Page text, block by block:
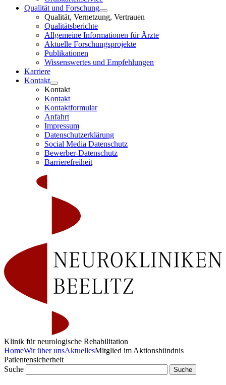
Qualität und Forschung
Qualität, Vernetzung, Vertrauen
Qualitätsberichte
Allgemeine Informationen für Ärzte
Aktuelle Forschungsprojekte
Publikationen
Wissenswertes und Empfehlungen
Karriere
Kontakt
Kontakt
Kontakt
Kontaktformular
Anfahrt
Impressum
Datenschutzerklärung
Social Media Datenschutz
Bewerber-Datenschutz
Barrierefreiheit
Klinik für neurologische Rehabilitation
HomeWir über unsAktuellesMitglied im Aktionsbündnis
Patientensicherheit
Suche